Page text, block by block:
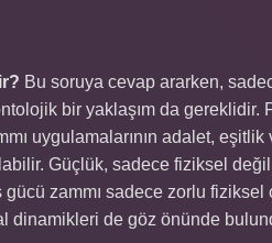
Bu soruya cevap ararken,
bir yaklaşım da gereklidir.
uygulamalarının adalet,
Güçlük, sadece fiziksel
zammı sadece zorlu fiziksel
dinamikleri de göz önünde